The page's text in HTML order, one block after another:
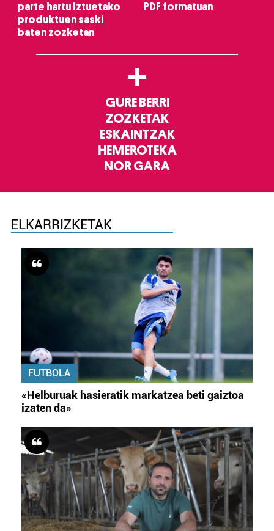
parte hartu Iztuetako
produktuen saski
baten zozketan
PDF formatuan
+
GURE BERRI
ZOZKETAK
ESKAINTZAK
HEMEROTEKA
NOR GARA
ELKARRIZKETAK
FUTBOLA
«Helburuak hasieratik markatzea beti gaiztoa
izaten da»